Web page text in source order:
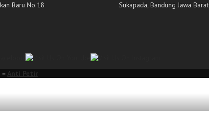
Baru No.18 Sukapada, Bandung Jawa Barat
– Anti Petir